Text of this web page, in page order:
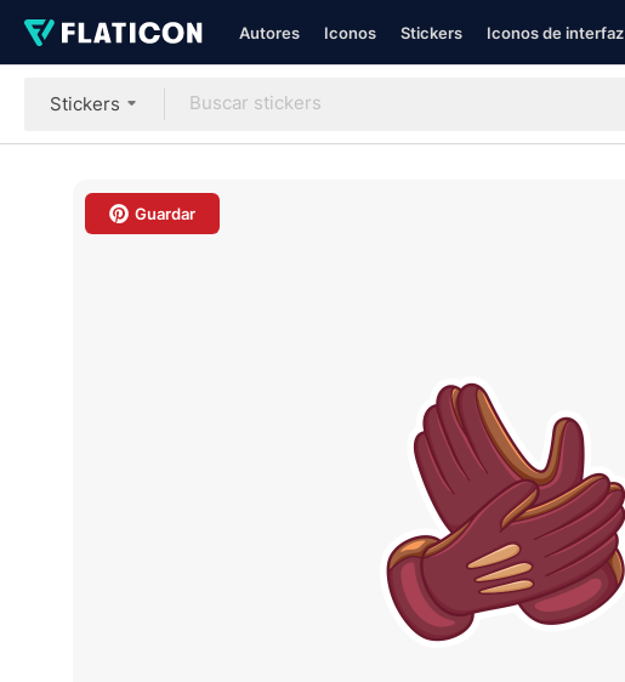
Autores Iconos Stickers Iconos de interfaz
Stickers
Guardar